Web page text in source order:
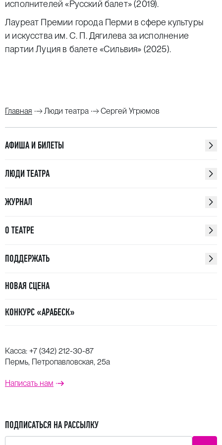
исполнителей «Русский балет» (2019).
Лауреат Премии города Перми в сфере культуры
и искусства им. С. П. Дягилева за исполнение
партии Луция в балете «Сильвия» (2025).
Главная Люди театра Сергей Угрюмов
АФИША И БИЛЕТЫ
ЛЮДИ ТЕАТРА
ЖУРНАЛ
О ТЕАТРЕ
ПОДДЕРЖАТЬ
НОВАЯ СЦЕНА
КОНКУРС «АРАБЕСК»
Касса: +7 (342) 212-30-87
Пермь, Петропавловская, 25а
Написать нам
ПОДПИСАТЬСЯ НА РАССЫЛКУ